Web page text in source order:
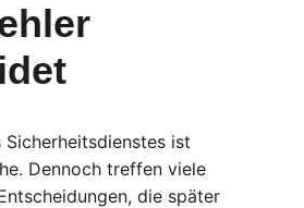
Sicherheitsdienstes ist
Dennoch treffen viele
die später